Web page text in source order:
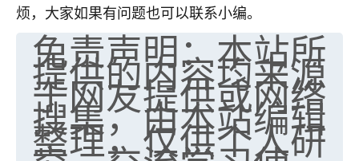
烦，大家如果有问题也可以联系小编。
免责声明：本站所
提供的内容均来源
于网友提供或网络
搜集，由本站编辑
整理，仅供个人研